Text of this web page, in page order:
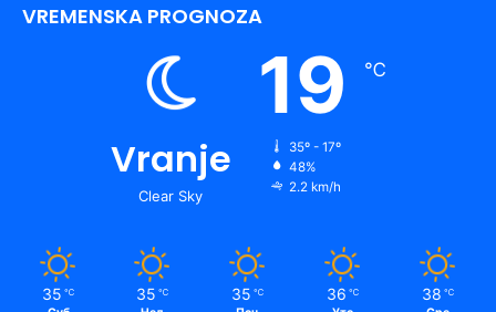
VREMENSKA PROGNOZA
Vranje
Clear Sky
19 ℃
35º - 17º
48%
2.2 km/h
35 ℃ 35 ℃ 35 ℃ 36 ℃ 38 ℃